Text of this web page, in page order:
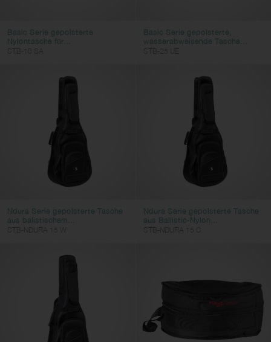
Basic Serie gepolsterte
Nylontasche für...
Basic Serie gepolsterte,
wasserabweisende Tasche...
Ndura Serie gepolsterte Tasche
aus balistischem...
Ndura Serie gepolsterte Tasche
aus Ballistic-Nylon...